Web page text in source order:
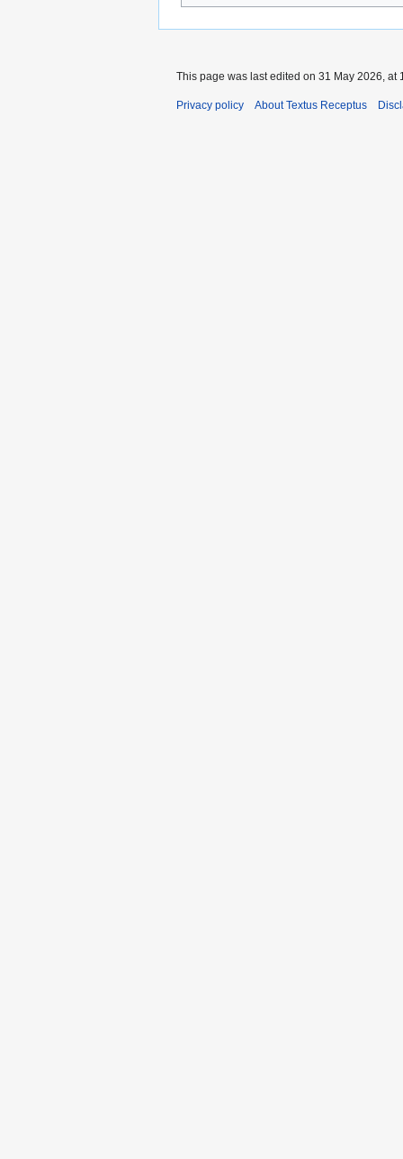
This page was last edited on 31 May 2026, at
Privacy policy About Textus Receptus